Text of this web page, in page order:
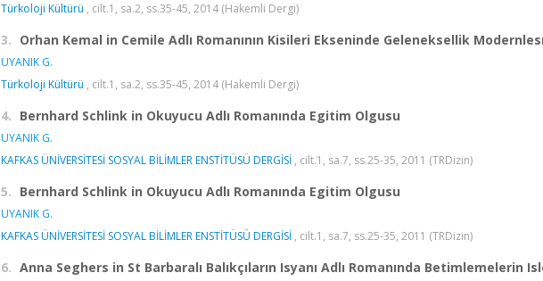
Türkoloji Kültürü , cilt.1, sa.2, ss.35-45, 2014 (Hakemli Dergi)
3. Orhan Kemal in Cemile Adlı Romanının Kisileri Ekseninde Geleneksellik
UYANIK G.
Türkoloji Kültürü , cilt.1, sa.2, ss.35-45, 2014 (Hakemli Dergi)
4. Bernhard Schlink in Okuyucu Adlı Romanında Egitim Olgusu
UYANIK G.
KAFKAS ÜNİVERSİTESİ SOSYAL BİLİMLER ENSTİTÜSÜ DERGİSİ , cilt.1, sa.7, ss.25-35, 2011 (TRDizin)
5. Bernhard Schlink in Okuyucu Adlı Romanında Egitim Olgusu
UYANIK G.
KAFKAS ÜNİVERSİTESİ SOSYAL BİLİMLER ENSTİTÜSÜ DERGİSİ , cilt.1, sa.7, ss.25-35, 2011 (TRDizin)
6. Anna Seghers in St Barbaralı Balıkçıların Isyanı Adlı Romanında Betimlemelerin